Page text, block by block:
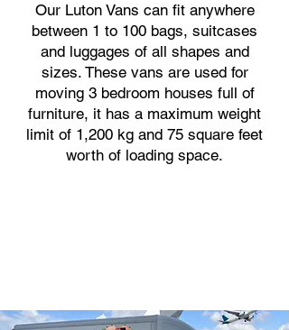
Our Luton Vans can fit anywhere
between 1 to 100 bags, suitcases
and luggages of all shapes and
sizes. These vans are used for
moving 3 bedroom houses full of
furniture, it has a maximum weight
limit of 1,200 kg and 75 square feet
worth of loading space.